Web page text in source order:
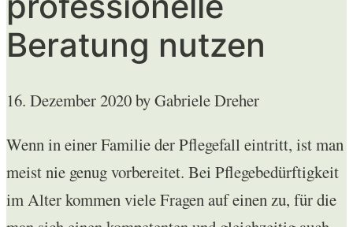
Beratung nutzen
16. Dezember 2020by Gabriele Dreher
Wenn in einer Familie der Pflegefall eintritt, ist man
meist nie genug vorbereitet. Bei Pflegebedürftigkeit
im Alter kommen viele Fragen auf einen zu, für die